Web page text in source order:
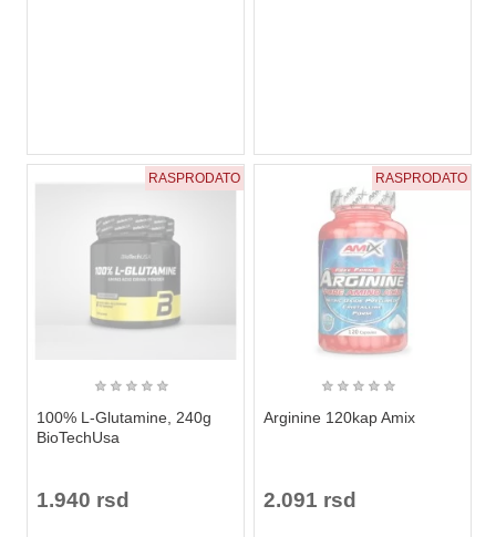
RASPRODATO
★ ★ ★ ★ ★
100% L-Glutamine, 240g
BioTechUsa
1.940 rsd
RASPRODATO
★ ★ ★ ★ ★
Arginine 120kap Amix
2.091 rsd